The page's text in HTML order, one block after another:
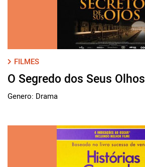
FILMES
O Segredo dos Seus Olhos
Genero: Drama